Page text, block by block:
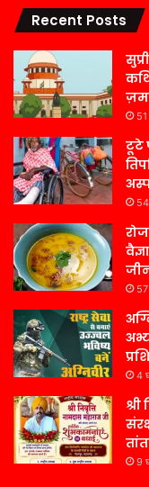
Recent Posts
टूटे
4
9